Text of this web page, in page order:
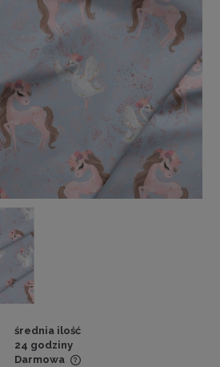
średnia ilość
24 godziny
Darmowa